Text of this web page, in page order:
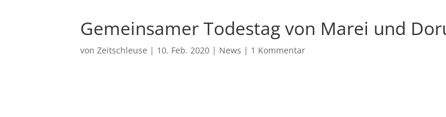
Gemeinsamer Todestag von Marei und
vonZeitschleuse | 10. Feb. 2020 | News | 1 Kommentar